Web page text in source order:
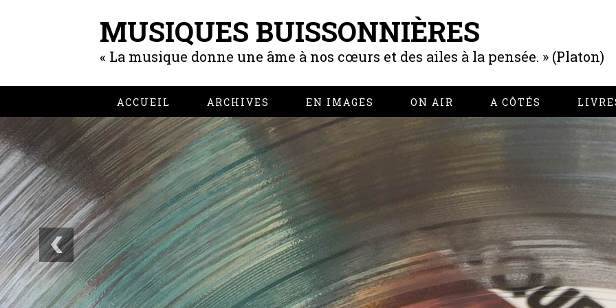
MUSIQUES BUISSONNIÈRES
« La musique donne une âme à nos cœurs et des ailes à la pensée. » (Platon)
ACCUEIL ARCHIVES EN IMAGES ON AIR A CÔTÉS